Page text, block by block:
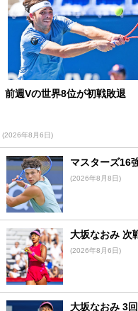
前週Vの世界8位が初戦敗退
(2026年8月6日)
マスターズ16
(2026年8月8日)
大坂なおみ 次
(2026年8月6日)
大坂なおみ 3